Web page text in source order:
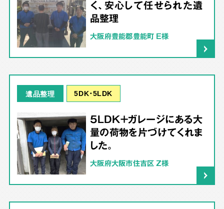
く、安心して任せられた遺
品整理
大阪府豊能郡豊能町 E様
遺品整理 5DK･5LDK
5LDK＋ガレージにある大
量の荷物を片づけてくれま
した。
大阪府大阪市住吉区 Z様